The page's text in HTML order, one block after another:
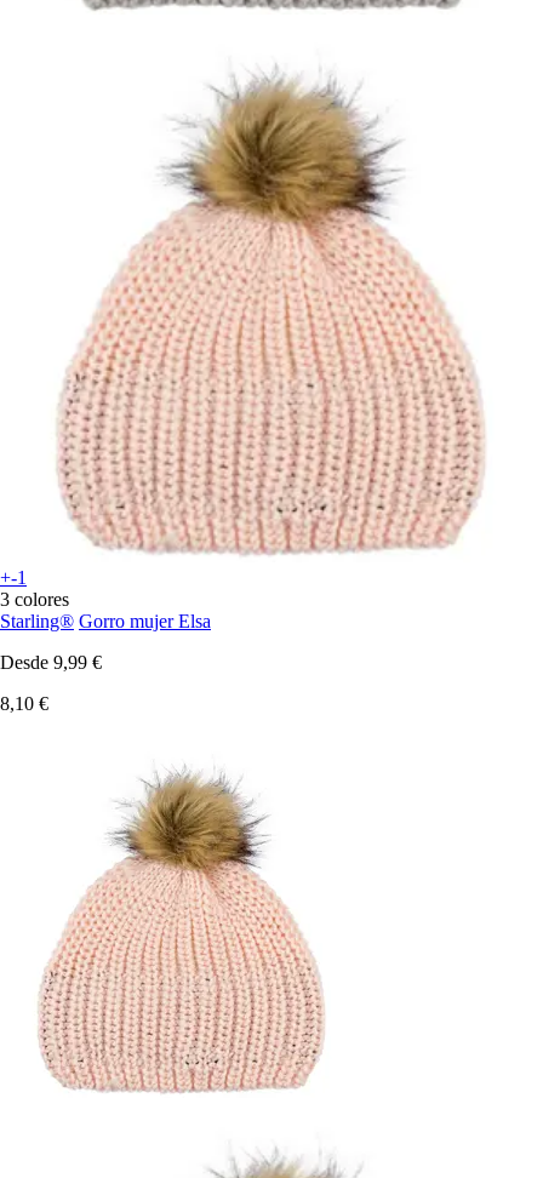
+-1
3 colores
Starling® Gorro mujer Elsa
Desde 9,99 €
8,10 €